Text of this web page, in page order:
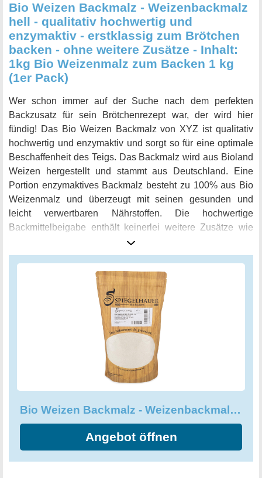
Bio Weizen Backmalz - Weizenbackmalz
hell - qualitativ hochwertig und
enzymaktiv - erstklassig zum Brötchen
backen - ohne weitere Zusätze - Inhalt:
1kg Bio Weizenmalz zum Backen 1 kg
(1er Pack)
Wer schon immer auf der Suche nach dem perfekten
Backzusatz für sein Brötchenrezept war, der wird hier
fündig! Das Bio Weizen Backmalz von XYZ ist qualitativ
hochwertig und enzymaktiv und sorgt so für eine optimale
Beschaffenheit des Teigs. Das Backmalz wird aus Bioland
Weizen hergestellt und stammt aus Deutschland. Eine
Portion enzymaktives Backmalz besteht zu 100% aus Bio
Weizenmalz und überzeugt mit seinen gesunden und
leicht verwertbaren Nährstoffen. Die hochwertige
Backmittelbeigabe enthält keinerlei weitere Zusätze wie
Ascorbinsäure, Weizengluten oder künstliche Enzyme. So
können Sie sicher sein, dass Ihr Brötchen aus rein
natürlichen Zutaten besteht. Dank der gering benötigten
Menge von max. 30 Gramm Backmalz pro Kilogramm Mehl
ist dieses Bio Weizen Backmalz besonders ergiebig und
hält sich lange und frisch bei Ihnen zuhause. Sie werden
begeistert sein, wie einfach es ist, mit diesem Backzusatz
erstklassige Ergebnisse zu erzielen! Sie backen Ihre
Frühstücksbrötchen am liebsten selbst? Dann ist dieses
Bio Weizen Backmalz die richtige Wahl für eine bessere
Beschaffenheit Ihres Teiges. Überzeugen Sie sich selbst
Bio Weizen Backmalz - Weizenbackmalz hell - qualitativ hochwertig und enzymaktiv
Angebot öffnen